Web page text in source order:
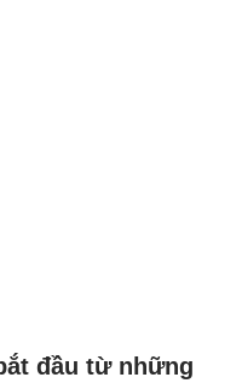
đầu từ những